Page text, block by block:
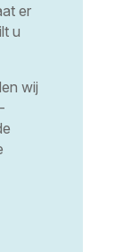
er
u
wij